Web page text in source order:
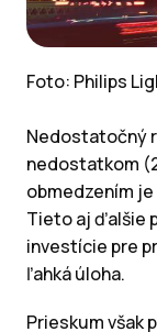
Foto: Philips
Nedostatočný
nedostatkom
obmedzením
Tieto aj ďalšie
investície pre
ľahká úloha.
Prieskum však